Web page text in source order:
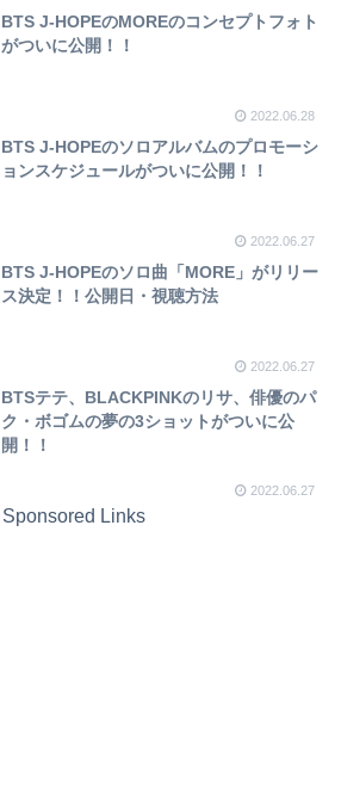
BTS J-HOPEのMOREのコンセプトフォト
がついに公開！！
2022.06.28
BTS J-HOPEのソロアルバムのプロモーシ
ョンスケジュールがついに公開！！
2022.06.27
BTS J-HOPEのソロ曲「MORE」がリリー
ス決定！！公開日・視聴方法
2022.06.27
BTSテテ、BLACKPINKのリサ、俳優のパ
ク・ボゴムの夢の3ショットがついに公
開！！
2022.06.27
Sponsored Links